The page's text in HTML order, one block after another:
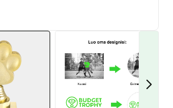
View larger image View larger